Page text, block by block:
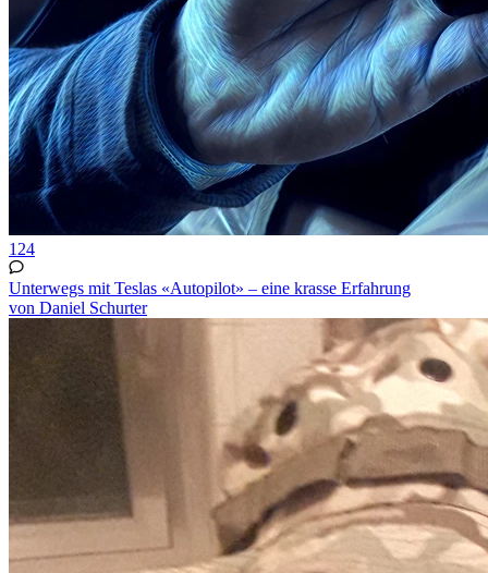
124
Unterwegs mit Teslas «Autopilot» – eine krasse Erfahrung
von Daniel Schurter